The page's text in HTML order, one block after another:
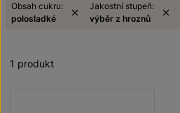
Obsah cukru:
polosladké
Jakostní stupeň:
výběr z hroznů
1 produkt